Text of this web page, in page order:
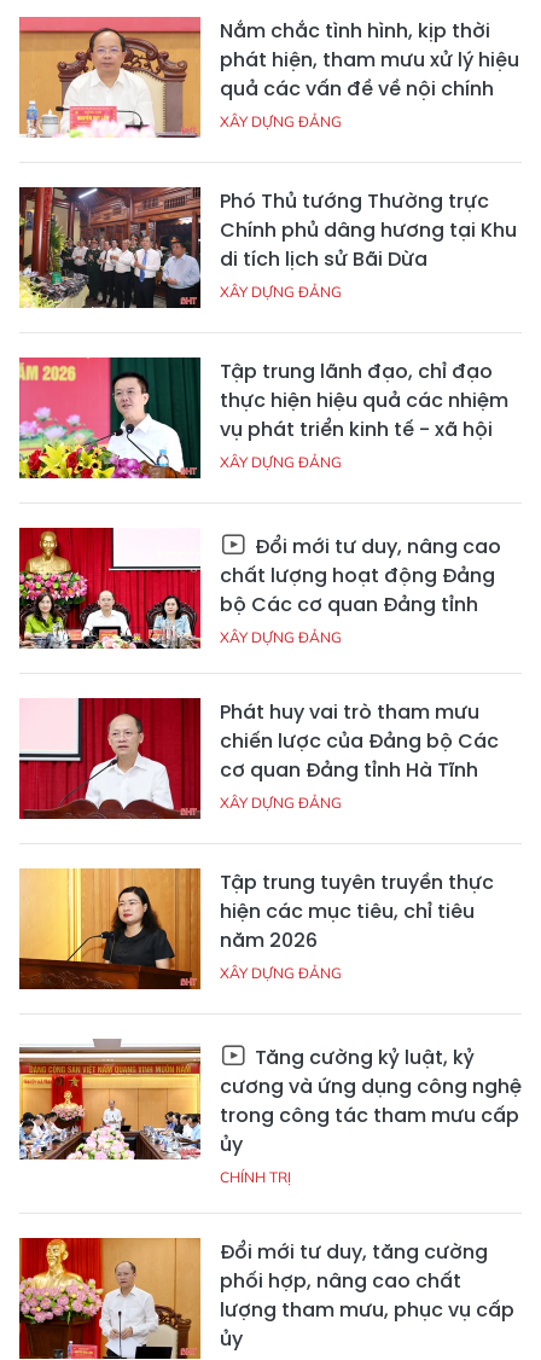
Nắm chắc tình hình, kịp thời
phát hiện, tham mưu xử lý hiệu
quả các vấn đề về nội chính
XÂY DỰNG ĐẢNG
Phó Thủ tướng Thường trực
Chính phủ dâng hương tại Khu
di tích lịch sử Bãi Dừa
XÂY DỰNG ĐẢNG
Tập trung lãnh đạo, chỉ đạo
thực hiện hiệu quả các nhiệm
vụ phát triển kinh tế - xã hội
XÂY DỰNG ĐẢNG
Đổi mới tư duy, nâng cao
chất lượng hoạt động Đảng
bộ Các cơ quan Đảng tỉnh
XÂY DỰNG ĐẢNG
Phát huy vai trò tham mưu
chiến lược của Đảng bộ Các
cơ quan Đảng tỉnh Hà Tĩnh
XÂY DỰNG ĐẢNG
Tập trung tuyên truyền thực
hiện các mục tiêu, chỉ tiêu
năm 2026
XÂY DỰNG ĐẢNG
Tăng cường kỷ luật, kỷ
cương và ứng dụng công nghệ
trong công tác tham mưu cấp
ủy
CHÍNH TRỊ
Đổi mới tư duy, tăng cường
phối hợp, nâng cao chất
lượng tham mưu, phục vụ cấp
ủy